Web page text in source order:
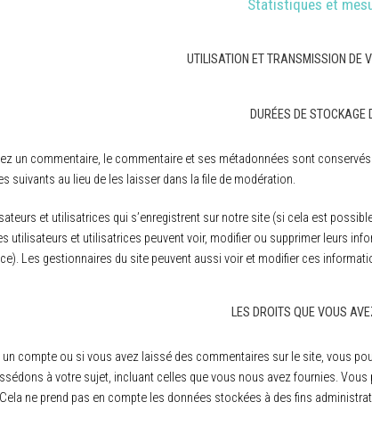
Statistiques et
UTILISATION ET TRANSMISSION DE
DURÉES DE STOCKAGE
un commentaire, le commentaire et ses métadonnées sont
suivants au lieu de les laisser dans la file de modération.
et utilisatrices qui s’enregistrent sur notre site (si cela est
utilisateurs et utilisatrices peuvent voir, modifier ou supprimer leurs
Les gestionnaires du site peuvent aussi voir et modifier ces
LES DROITS QUE VOUS
un compte ou si vous avez laissé des commentaires sur le site, vous
à votre sujet, incluant celles que vous nous avez fournies.
ne prend pas en compte les données stockées à des fins